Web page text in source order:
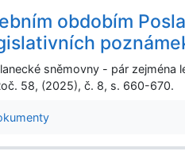
obdobím
sněmovny - pár zejména
58, (2025), č. 8, s. 660-670.